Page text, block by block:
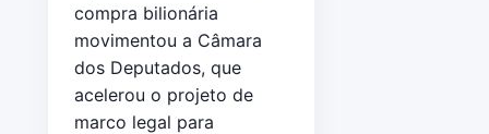
compra bilionária
movimentou a Câmara
dos Deputados, que
acelerou o projeto de
marco legal para